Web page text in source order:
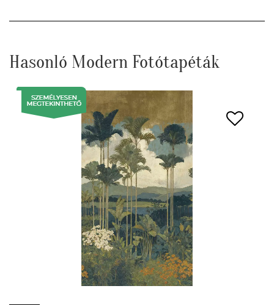
Hasonló Modern Fotótapéták